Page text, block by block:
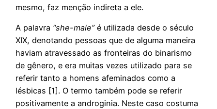
mesmo, faz menção indireta a ele.
A palavra “she-male”é utilizada desde o século
XIX, denotando pessoas que de alguma maneira
haviam atravessado as fronteiras do binarismo
de gênero, e era muitas vezes utilizado para se
referir tanto a homens afeminados como a
lésbicas [1]. O termo também pode se referir
positivamente a androginia. Neste caso costuma